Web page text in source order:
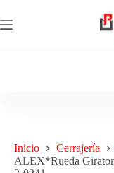
Inicio Cerrajería
ALEX*Rueda